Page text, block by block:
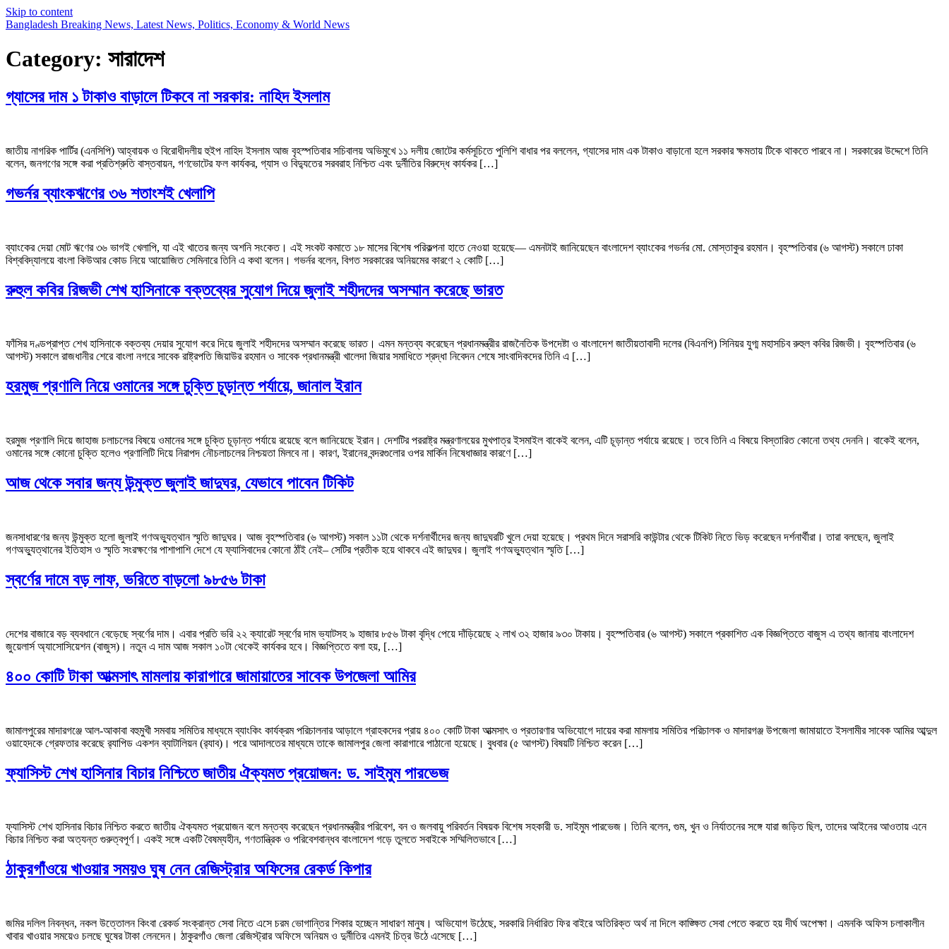
Skip to content
Bangladesh Breaking News, Latest News, Politics, Economy & World News
Category: সারাদেশ
গ্যাসের দাম ১ টাকাও বাড়ালে টিকবে না সরকার: নাহিদ ইসলাম
জাতীয় নাগরিক পার্টির (এনসিপি) আহ্বায়ক ও বিরোধীদলীয় হুইপ নাহিদ ইসলাম আজ বৃহস্পতিবার সচিবালয় অভিমুখে ১১ দলীয় জোটের কর্মসূচিতে পুলিশি বাধার পর বললেন, গ্যাসের দাম এক টাকাও বাড়ানো হলে সরকার ক্ষমতায় টিকে থাকতে পারবে না। সরকারের উদ্দেশে তিনি
বলেন, জনগণের সঙ্গে করা প্রতিশ্রুতি বাস্তবায়ন, গণভোটের ফল কার্যকর, গ্যাস ও বিদ্যুতের সরবরাহ নিশ্চিত এবং দুর্নীতির বিরুদ্ধে কার্যকর […]
গভর্নর ব্যাংকঋণের ৩৬ শতাংশই খেলাপি
ব্যাংকের দেয়া মোট ঋণের ৩৬ ভাগই খেলাপি, যা এই খাতের জন্য অশনি সংকেত। এই সংকট কমাতে ১৮ মাসের বিশেষ পরিকল্পনা হাতে নেওয়া হয়েছে— এমনটাই জানিয়েছেন বাংলাদেশ ব্যাংকের গভর্নর মো. মোস্তাকুর রহমান। বৃহস্পতিবার (৬ আগস্ট) সকালে ঢাকা
বিশ্ববিদ্যালয়ে বাংলা কিউআর কোড নিয়ে আয়োজিত সেমিনারে তিনি এ কথা বলেন। গভর্নর বলেন, বিগত সরকারের অনিয়মের কারণে ২ কোটি […]
রুহুল কবির রিজভী শেখ হাসিনাকে বক্তব্যের সুযোগ দিয়ে জুলাই শহীদদের অসম্মান করেছে ভারত
ফাঁসির দণ্ডপ্রাপ্ত শেখ হাসিনাকে বক্তব্য দেয়ার সুযোগ করে দিয়ে জুলাই শহীদদের অসম্মান করেছে ভারত। এমন মন্তব্য করেছেন প্রধানমন্ত্রীর রাজনৈতিক উপদেষ্টা ও বাংলাদেশ জাতীয়তাবাদী দলের (বিএনপি) সিনিয়র যুগ্ম মহাসচিব রুহুল কবির রিজভী। বৃহস্পতিবার (৬
আগস্ট) সকালে রাজধানীর শেরে বাংলা নগরে সাবেক রাষ্ট্রপতি জিয়াউর রহমান ও সাবেক প্রধানমন্ত্রী খালেদা জিয়ার সমাধিতে শ্রদ্ধা নিবেদন শেষে সাংবাদিকদের তিনি এ […]
হরমুজ প্রণালি নিয়ে ওমানের সঙ্গে চুক্তি চূড়ান্ত পর্যায়ে, জানাল ইরান
হরমুজ প্রণালি দিয়ে জাহাজ চলাচলের বিষয়ে ওমানের সঙ্গে চুক্তি চূড়ান্ত পর্যায়ে রয়েছে বলে জানিয়েছে ইরান। দেশটির পররাষ্ট্র মন্ত্রণালয়ের মুখপাত্র ইসমাইল বাকেই বলেন, এটি চূড়ান্ত পর্যায়ে রয়েছে। তবে তিনি এ বিষয়ে বিস্তারিত কোনো তথ্য দেননি। বাকেই বলেন,
ওমানের সঙ্গে কোনো চুক্তি হলেও প্রণালিটি দিয়ে নিরাপদ নৌচলাচলের নিশ্চয়তা মিলবে না। কারণ, ইরানের বন্দরগুলোর ওপর মার্কিন নিষেধাজ্ঞার কারণে […]
আজ থেকে সবার জন্য উন্মুক্ত জুলাই জাদুঘর, যেভাবে পাবেন টিকিট
জনসাধারণের জন্য উন্মুক্ত হলো জুলাই গণঅভ্যুত্থান স্মৃতি জাদুঘর। আজ বৃহস্পতিবার (৬ আগস্ট) সকাল ১১টা থেকে দর্শনার্থীদের জন্য জাদুঘরটি খুলে দেয়া হয়েছে। প্রথম দিনে সরাসরি কাউন্টার থেকে টিকিট নিতে ভিড় করেছেন দর্শনার্থীরা। তারা বলছেন, জুলাই
গণঅভ্যুত্থানের ইতিহাস ও স্মৃতি সংরক্ষণের পাশাপাশি দেশে যে ফ্যাসিবাদের কোনো ঠাঁই নেই– সেটির প্রতীক হয়ে থাকবে এই জাদুঘর। জুলাই গণঅভ্যুত্থান স্মৃতি […]
স্বর্ণের দামে বড় লাফ, ভরিতে বাড়লো ৯৮৫৬ টাকা
দেশের বাজারে বড় ব্যবধানে বেড়েছে স্বর্ণের দাম। এবার প্রতি ভরি ২২ ক্যারেট স্বর্ণের দাম ভ্যাটসহ ৯ হাজার ৮৫৬ টাকা বৃদ্ধি পেয়ে দাঁড়িয়েছে ২ লাখ ৩২ হাজার ৯৩০ টাকায়। বৃহস্পতিবার (৬ আগস্ট) সকালে প্রকাশিত এক বিজ্ঞপ্তিতে বাজুস এ তথ্য জানায় বাংলাদেশ
জুয়েলার্স অ্যাসোসিয়েশন (বাজুস)। নতুন এ দাম আজ সকাল ১০টা থেকেই কার্যকর হবে। বিজ্ঞপ্তিতে বলা হয়, […]
৪০০ কোটি টাকা আত্মসাৎ মামলায় কারাগারে জামায়াতের সাবেক উপজেলা আমির
জামালপুরের মাদারগঞ্জে আল-আকাবা বহুমুখী সমবায় সমিতির মাধ্যমে ব্যাংকিং কার্যক্রম পরিচালনার আড়ালে গ্রাহকদের প্রায় ৪০০ কোটি টাকা আত্মসাৎ ও প্রতারণার অভিযোগে দায়ের করা মামলায় সমিতির পরিচালক ও মাদারগঞ্জ উপজেলা জামায়াতে ইসলামীর সাবেক আমির আব্দুল
ওয়াহেদকে গ্রেফতার করেছে র‍্যাপিড একশন ব্যাটালিয়ন (র‍্যাব)। পরে আদালতের মাধ্যমে তাকে জামালপুর জেলা কারাগারে পাঠানো হয়েছে। বুধবার (৫ আগস্ট) বিষয়টি নিশ্চিত করেন […]
ফ্যাসিস্ট শেখ হাসিনার বিচার নিশ্চিতে জাতীয় ঐক্যমত প্রয়োজন: ড. সাইমুম পারভেজ
ফ্যাসিস্ট শেখ হাসিনার বিচার নিশ্চিত করতে জাতীয় ঐক্যমত প্রয়োজন বলে মন্তব্য করেছেন প্রধানমন্ত্রীর পরিবেশ, বন ও জলবায়ু পরিবর্তন বিষয়ক বিশেষ সহকারী ড. সাইমুম পারভেজ। তিনি বলেন, গুম, খুন ও নির্যাতনের সঙ্গে যারা জড়িত ছিল, তাদের আইনের আওতায় এনে
বিচার নিশ্চিত করা অত্যন্ত গুরুত্বপূর্ণ। একই সঙ্গে একটি বৈষম্যহীন, গণতান্ত্রিক ও পরিবেশবান্ধব বাংলাদেশ গড়ে তুলতে সবাইকে সম্মিলিতভাবে […]
ঠাকুরগাঁওয়ে খাওয়ার সময়ও ঘুষ নেন রেজিস্ট্রার অফিসের রেকর্ড কিপার
জমির দলিল নিবন্ধন, নকল উত্তোলন কিংবা রেকর্ড সংক্রান্ত সেবা নিতে এসে চরম ভোগান্তির শিকার হচ্ছেন সাধারণ মানুষ। অভিযোগ উঠেছে, সরকারি নির্ধারিত ফির বাইরে অতিরিক্ত অর্থ না দিলে কাঙ্ক্ষিত সেবা পেতে করতে হয় দীর্ঘ অপেক্ষা। এমনকি অফিস চলাকালীন
খাবার খাওয়ার সময়েও চলছে ঘুষের টাকা লেনদেন। ঠাকুরগাঁও জেলা রেজিস্ট্রার অফিসে অনিয়ম ও দুর্নীতির এমনই চিত্র উঠে এসেছে […]